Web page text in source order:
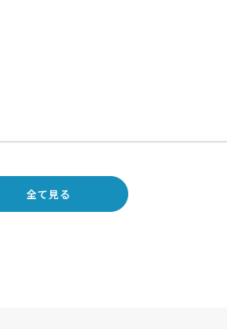
全て見る